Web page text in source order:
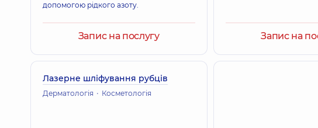
допомогою рідкого азоту.
Запис на послугу Запис на
Лазерне шліфування рубців
Дерматологія Косметологія